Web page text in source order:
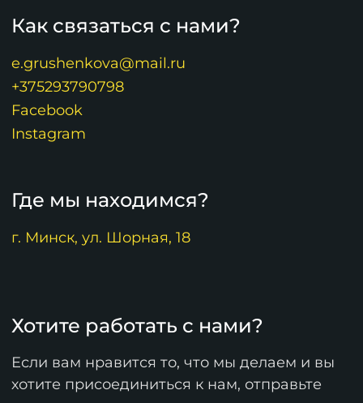
Как связаться с нами?
e.grushenkova@mail.ru
+375293790798
Facebook
Instagram
Где мы находимся?
г. Минск, ул. Шорная, 18
Хотите работать с нами?
Если вам нравится то, что мы делаем и вы
хотите присоединиться к нам, отправьте